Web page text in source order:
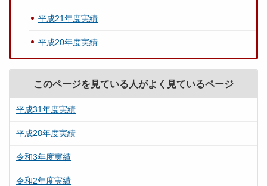
平成21年度実績
平成20年度実績
このページを見ている人がよく見ているページ
平成31年度実績
平成28年度実績
令和3年度実績
令和2年度実績